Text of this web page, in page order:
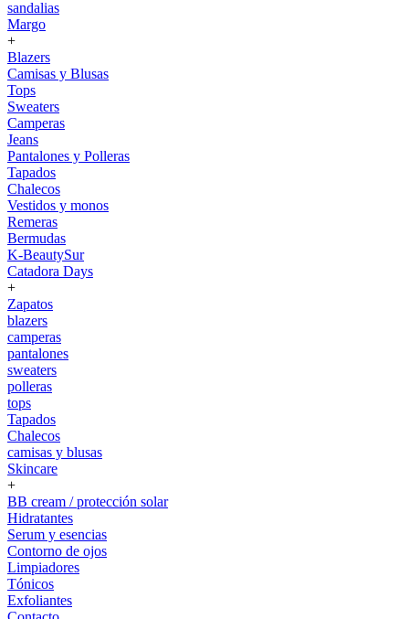
sandalias
Margo
+
Blazers
Camisas y Blusas
Tops
Sweaters
Camperas
Jeans
Pantalones y Polleras
Tapados
Chalecos
Vestidos y monos
Remeras
Bermudas
K-BeautySur
Catadora Days
+
Zapatos
blazers
camperas
pantalones
sweaters
polleras
tops
Tapados
Chalecos
camisas y blusas
Skincare
+
BB cream / protección solar
Hidratantes
Serum y esencias
Contorno de ojos
Limpiadores
Tónicos
Exfoliantes